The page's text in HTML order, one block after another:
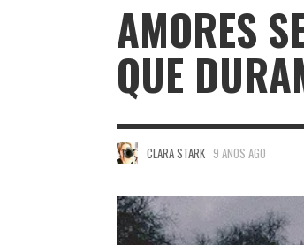
AMORES
QUE
CLARA STARK 9 ANOS AGO